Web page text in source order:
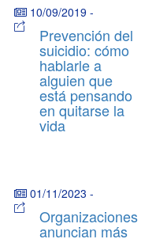
10/09/2019 -
Prevención del
suicidio: cómo
hablarle a
alguien que
está pensando
en quitarse la
vida
01/11/2023 -
Organizaciones
anuncian más